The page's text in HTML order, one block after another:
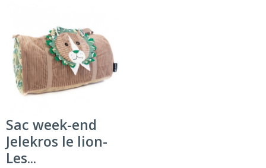
Sac week-end
Jelekros le lion-
Les...